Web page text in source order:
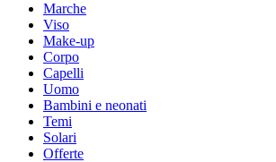
Marche
Viso
Make-up
Corpo
Capelli
Uomo
Bambini e neonati
Temi
Solari
Offerte